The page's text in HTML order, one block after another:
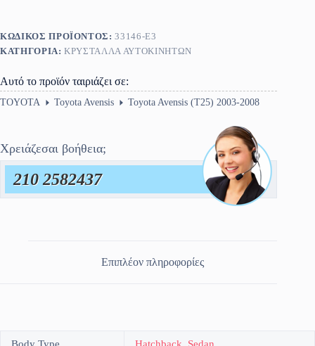
ΚΩΔΙΚΌΣ ΠΡΟΪΌΝΤΟΣ:33146-E3
ΚΑΤΗΓΟΡΊΑ:ΚΡΎΣΤΑΛΛΑ ΑΥΤΟΚΙΝΉΤΩΝ
Αυτό το προϊόν ταιριάζει σε:
TOYOTA Toyota Avensis Toyota Avensis (T25) 2003-2008
Χρειάζεσαι βοήθεια;
210 2582437
Επιπλέον πληροφορίες
Body Type Hatchback Sedan